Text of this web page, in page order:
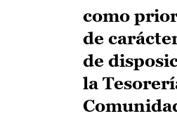
como
de
de
la